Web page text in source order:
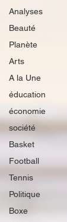
Analyses
Beauté
Planète
Arts
A la Une
éducation
économie
société
Basket
Football
Tennis
Politique
Boxe